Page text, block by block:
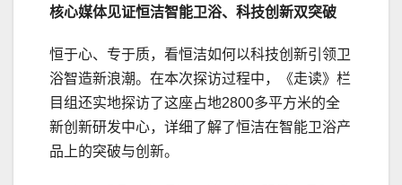
核心媒体见证恒洁智能卫浴、科技创新双突破
恒于心、专于质，看恒洁如何以科技创新引领卫
浴智造新浪潮。在本次探访过程中，《走读》栏
目组还实地探访了这座占地2800多平方米的全
新创新研发中心，详细了解了恒洁在智能卫浴产
品上的突破与创新。